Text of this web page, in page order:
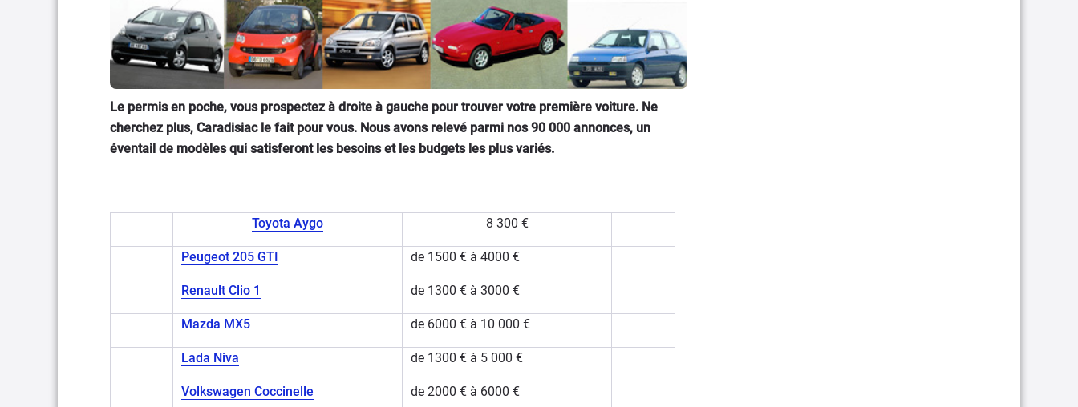
Le permis en poche, vous prospectez à droite à gauche pour trouver votre première voiture. Ne
cherchez plus, Caradisiac le fait pour vous. Nous avons relevé parmi nos 90 000 annonces, un
éventail de modèles qui satisferont les besoins et les budgets les plus variés.
Toyota Aygo 8 300 €
Peugeot 205 GTI de 1500 € à 4000 €
Renault Clio 1 de 1300 € à 3000 €
Mazda MX5 de 6000 € à 10 000 €
Lada Niva de 1300 € à 5 000 €
Volkswagen Coccinelle de 2000 € à 6000 €